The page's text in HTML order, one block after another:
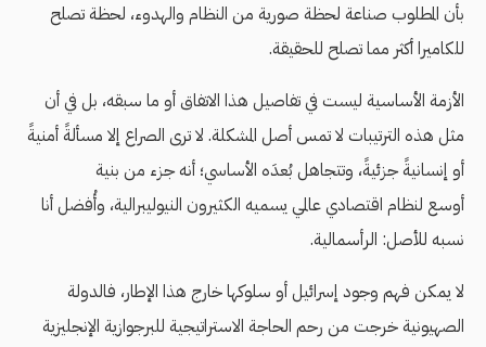
بأن المطلوب صناعة لحظة صورية من النظام والهدوء، لحظة تصلح
للكاميرا أكثر مما تصلح للحقيقة.
الأزمة الأساسية ليست في تفاصيل هذا الاتفاق أو ما سبقه، بل في أن
مثل هذه الترتيبات لا تمس أصل المشكلة. لا ترى الصراع إلا مسألةً أمنيةً
أو إنسانيةً جزئيةً، وتتجاهل بُعدَه الأساسي؛ أنه جزء من بنية
أوسع لنظام اقتصادي عالمي يسميه الكثيرون النيوليبرالية، وأُفضل أنا
نسبه للأصل: الرأسمالية.
لا يمكن فهم وجود إسرائيل أو سلوكها خارج هذا الإطار، فالدولة
الصهيونية خرجت من رحم الحاجة الاستراتيجية للبرجوازية الإنجليزية